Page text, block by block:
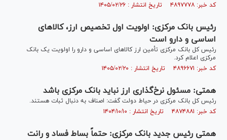
کد خبر: ۴۸۹۷۷۷۸ تاریخ انتشار : ۱۴۰۵/۰۲/۲۶
رئیس بانک مرکزی: اولویت اول تخصیص ارز، کالاهای
اساسی و دارو است
رئیس کل بانک مرکزی تأمین ارز کالاهای اساسی و دارو را اولویت یک بانک
مرکزی اعلام کرد.
کد خبر: ۴۸۹۶۶۷۱ تاریخ انتشار : ۱۴۰۵/۰۲/۲۰
همتی: مسئول نرخ‌گذاری ارز نباید بانک مرکزی باشد
رئیس کل بانک مرکزی در حیاط دولت گفت: اصناف به دنبال ثبات هستند.
کد خبر: ۴۸۷۴۸۸۱ تاریخ انتشار : ۱۴۰۴/۱۰/۱۰
همتی رئیس جدید بانک مرکزی: حتماً بساط فساد و رانت